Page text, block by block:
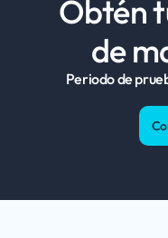
Obtén
de
Periodo de